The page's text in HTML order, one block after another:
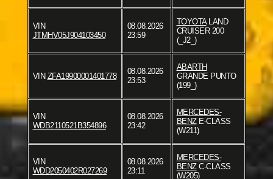
VIN
JTMHV05J904103450
08.08.2026
23:59
TOYOTALAND
CRUISER 200
(_J2_)
VIN ZFA19900001401778
08.08.2026
23:53
ABARTH
GRANDE PUNTO
(199_)
VIN
WDB2110521B354896
08.08.2026
23:42
MERCEDES-
BENZE-CLASS
(W211)
VIN
WDD2050402R027269
08.08.2026
23:11
MERCEDES-
BENZC-CLASS
(W205)